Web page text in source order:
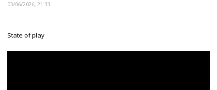
03/06/2026, 21:33
State of play